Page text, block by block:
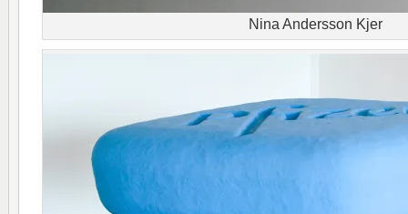
Nina Andersson Kjer